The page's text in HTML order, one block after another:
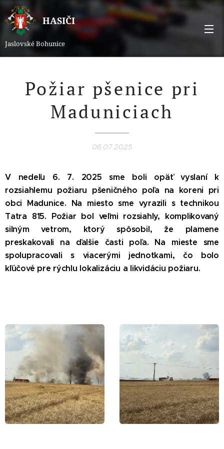
HASIČI
Jaslovské Bohunice
Požiar pšenice pri
Maduniciach
06.07.2025
V nedeľu 6. 7. 2025 sme boli opäť vyslaní k
rozsiahlemu požiaru pšeničného poľa na koreni pri
obci Madunice. Na miesto sme vyrazili s technikou
Tatra 815. Požiar bol veľmi rozsiahly, komplikovaný
silným vetrom, ktorý spôsobil, že plamene
preskakovali na ďalšie časti poľa. Na mieste sme
spolupracovali s viacerými jednotkami, čo bolo
kľúčové pre rýchlu lokalizáciu a likvidáciu požiaru.